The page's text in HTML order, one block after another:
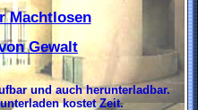
Machtlosen
Gewalt
und auch herunterladbar.
kostet Zeit.